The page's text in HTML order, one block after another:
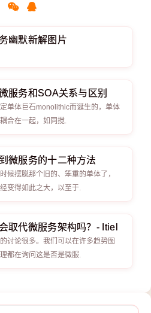
幽默新解图片
服务和SOA关系与区别
单体巨石monolithic而诞生的，单体
合在一起，如同搅.
微服务的十二种方法
候摆脱那个旧的、笨重的单体了，
变得如此之大，以至于.
取代微服务架构吗？- Itiel
讨论很多。我们可以在许多趋势图
都在询问这是否是微服.